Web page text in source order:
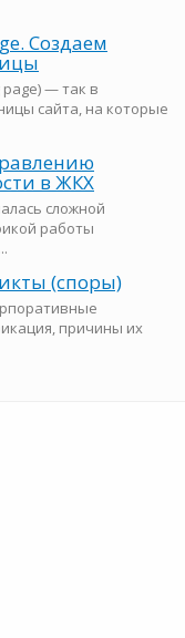
Создаем
— так в
сайта, на которые
в ЖКХ
сложной
работы
(споры)
причины их